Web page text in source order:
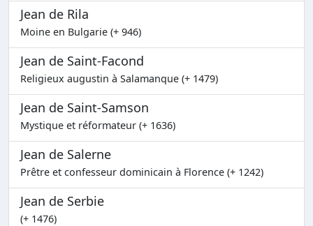
Jean de Rila
Moine en Bulgarie (+ 946)
Jean de Saint-Facond
Religieux augustin à Salamanque (+ 1479)
Jean de Saint-Samson
Mystique et réformateur (+ 1636)
Jean de Salerne
Prêtre et confesseur dominicain à Florence (+ 1242)
Jean de Serbie
(+ 1476)